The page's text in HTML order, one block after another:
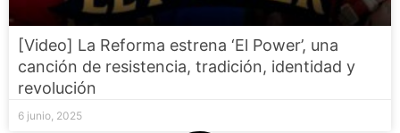
[Video] La Reforma estrena ‘El Power’, una
canción de resistencia, tradición, identidad y
revolución
6 junio, 2025